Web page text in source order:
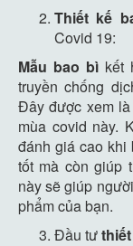
Thiết kế
Covid 19:
Mẫu bao bìkết
truyền chống
Đây được xem
mùa covid này.
đánh giá cao khi
tốt mà còn giúp
này sẽ giúp
phẩm của bạn.
Đầu tư